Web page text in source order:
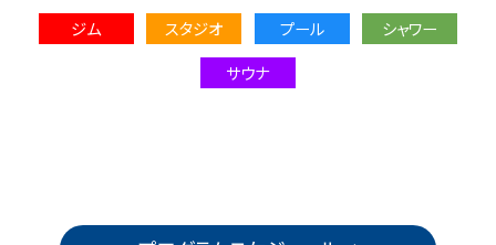
ジム スタジオ プール
シャワー
サウナ